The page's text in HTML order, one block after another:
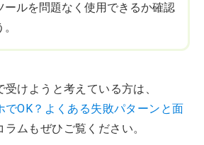
ールを問題なく使用できるか確認
けようと考えている方は、
でOK？よくある失敗パターンと面
ラムもぜひご覧ください。